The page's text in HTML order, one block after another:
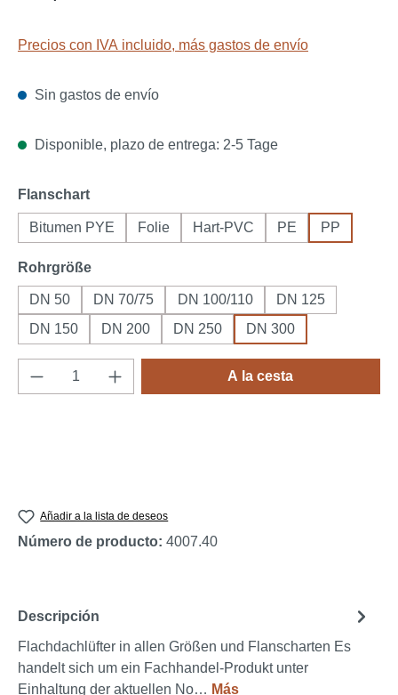
Precios con IVA incluido, más gastos de envío
Sin gastos de envío
Disponible, plazo de entrega: 2-5 Tage
Seleccione
Flanschart
Bitumen PYE Folie Hart-PVC PE PP
Seleccione
Rohrgröße
DN 50 DN 70/75 DN 100/110
DN 125
DN 150
DN 200 DN 250 DN 300
Cantidad del producto: introduce la
A la cesta
Añadir a la lista de deseos
Número de producto: 4007.40
Descripción
Flachdachlüfter in allen Größen und Flanscharten Es
handelt sich um ein Fachhandel-Produkt unter
Einhaltung der aktuellen No… Más